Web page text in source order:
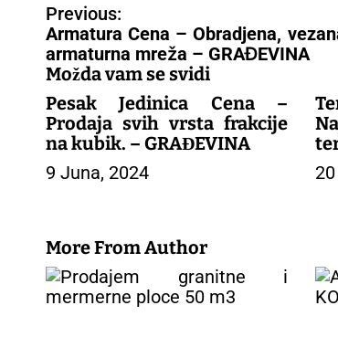
N
a
v
i
g
a
c
i
j
a
n
a
Previous:
Armatura Cena – Obradjena,
armaturna mreža – GRAĐEVINA
Možda vam se svidi
Pesak Jedinica Cena –
Prodaja svih vrsta frakcije
na kubik. – GRAĐEVINA
9 Juna, 2024
More From Author